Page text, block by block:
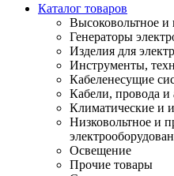
Каталог товаров
Высоковольтное и
Генераторы
Изделия для
Инструменты,
Кабеленесущие
Кабели, провода и
Климатические и
Низковольтное и
Освещение
Прочие товары